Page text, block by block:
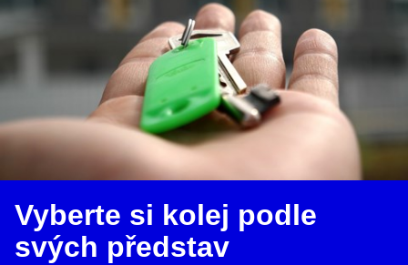
Vyberte si kolej podle
svých představ